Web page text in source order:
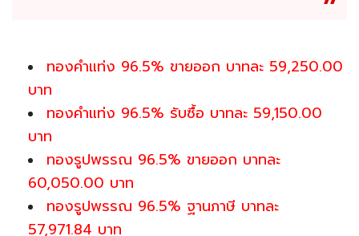
ทองคำแท่ง 96.5% ขายออก บาทละ 59,250.00
บาท
ทองคำแท่ง 96.5% รับซื้อ บาทละ 59,150.00
บาท
ทองรูปพรรณ 96.5% ขายออก บาทละ
60,050.00 บาท
ทองรูปพรรณ 96.5% ฐานภาษี บาทละ
57,971.84 บาท